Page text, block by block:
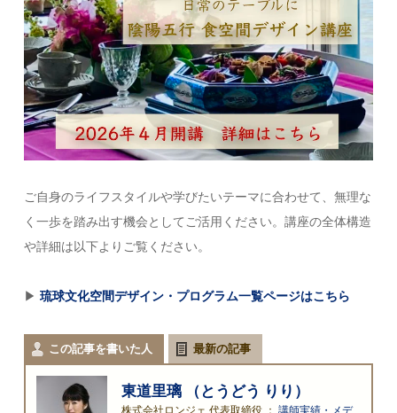
ご自身のライフスタイルや学びたいテーマに合わせて、無理な
く一歩を踏み出す機会としてご活用ください。講座の全体構造
や詳細は以下よりご覧ください。
▶琉球文化空間デザイン・プログラム一覧ページはこちら
この記事を書いた人 最新の記事
東道里璃 （とうどう りり）
株式会社ロンジェ 代表取締役 ：講師実績・メデ